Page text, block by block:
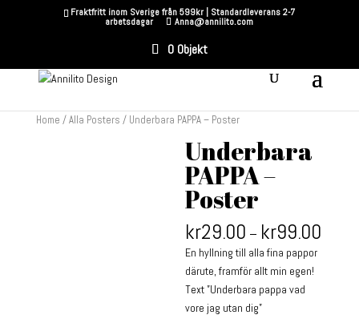
Fraktfritt inom Sverige från 599kr | Standardleverans 2-7
arbetsdagar Anna@annilito.com
0 Objekt
Home /Alla Posters / Underbara PAPPA – Poster
Underbara
PAPPA –
Poster
kr29.00 – kr99.00
En hyllning till alla fina pappor
därute, framför allt min egen!
Text ”Underbara pappa vad
vore jag utan dig”